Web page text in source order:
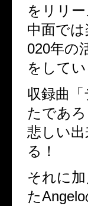
をリリ
中面で
020年の
をしてい
収録曲
たであ
悲しい
る！
それに
た